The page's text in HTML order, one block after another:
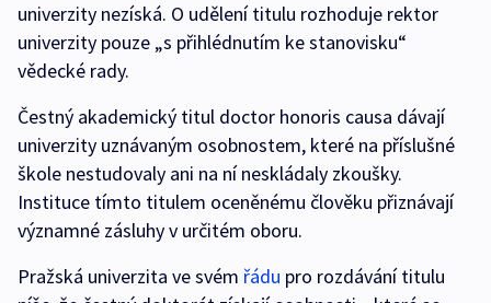
univerzity nezíská. O udělení titulu rozhoduje rektor
univerzity pouze „s přihlédnutím ke stanovisku“
vědecké rady.
Čestný akademický titul doctor honoris causa dávají
univerzity uznávaným osobnostem, které na příslušné
škole nestudovaly ani na ní neskládaly zkoušky.
Instituce tímto titulem oceněnému člověku přiznávají
významné zásluhy v určitém oboru.
Pražská univerzita ve svém řádu pro rozdávání titulu